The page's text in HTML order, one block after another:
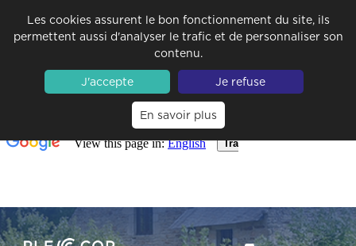
Les cookies assurent le bon fonctionnement du site, ils
permettent aussi d'analyser le trafic et de personnaliser son
contenu.
J'accepte
Je refuse
En savoir plus